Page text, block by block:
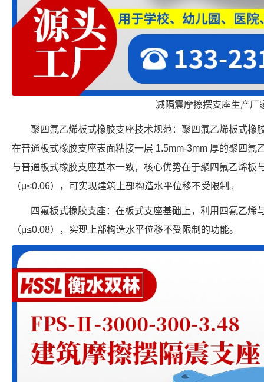
减隔震摩擦摆支座生产厂
聚四氟乙烯板式橡胶支座技术规范：聚四氟乙烯板式橡
在普通板式橡胶支座表面粘接一层 1.5mm-3mm 厚的聚四氟
与普通板式橡胶支座基本一致，核心优势在于聚四氟乙烯板
（μ≤0.06），可实现建筑上部构造水平位移不受限制。
四氟板式橡胶支座：在板式支座基础上，利用四氟乙烯
（μ≤0.08），实现上部构造水平位移不受限制的功能。